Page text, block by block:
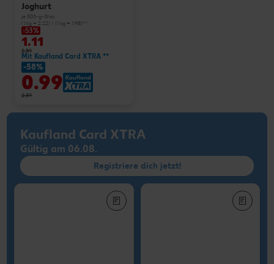
Joghurt
je 500-g-Glas
(1 kg = 2.22) / (1 kg = 1.98)**
-53%
1.11
2.39
Mit Kaufland Card XTRA **
-58%
0.99
2.39
Kaufland Card XTRA
Gültig am 06.08.
Registriere dich jetzt!